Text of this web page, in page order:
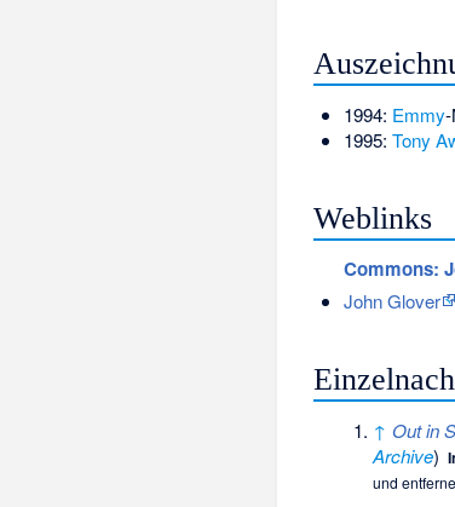
1994: Emmy
1995: Tony
Weblinks
Commons:
John Glover
↑ Out in
Archive)
und